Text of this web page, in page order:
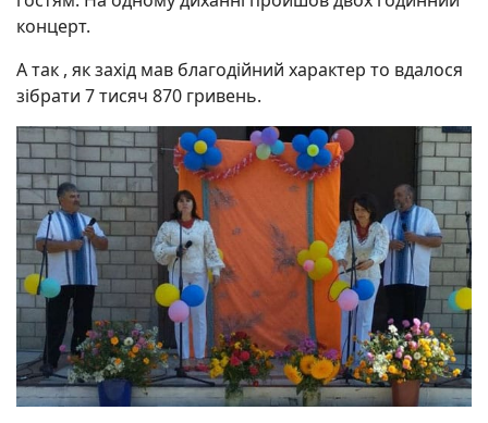
концерт.
А так , як захід мав благодійний характер то вдалося
зібрати 7 тисяч 870 гривень.